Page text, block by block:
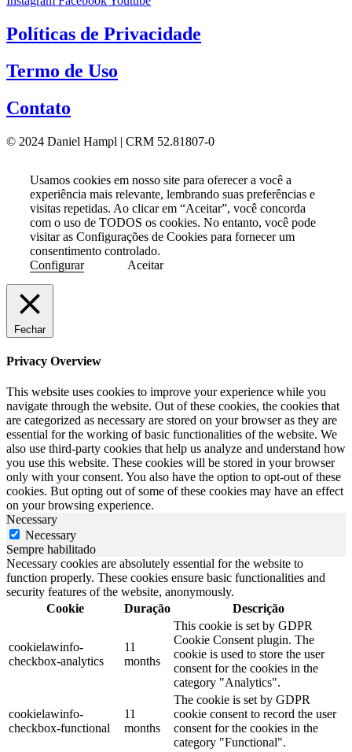
Políticas de Privacidade
Termo de Uso
Contato
© 2024 Daniel Hampl | CRM 52.81807-0
Usamos cookies em nosso site para oferecer a você a
experiência mais relevante, lembrando suas preferências e
visitas repetidas. Ao clicar em “Aceitar”, você concorda
com o uso de TODOS os cookies. No entanto, você pode
visitar as Configurações de Cookies para fornecer um
consentimento controlado.
Configurar
Aceitar
Fechar
Privacy Overview
This website uses cookies to improve your experience while you
navigate through the website. Out of these cookies, the cookies that
are categorized as necessary are stored on your browser as they are
essential for the working of basic functionalities of the website. We
also use third-party cookies that help us analyze and understand how
you use this website. These cookies will be stored in your browser
only with your consent. You also have the option to opt-out of these
cookies. But opting out of some of these cookies may have an effect
on your browsing experience.
Necessary
Necessary
Sempre habilitado
Necessary cookies are absolutely essential for the website to
function properly. These cookies ensure basic functionalities and
security features of the website, anonymously.
Cookie
Duração Descrição
cookielawinfo-
checkbox-analytics
11
months
This cookie is set by GDPR
Cookie Consent plugin. The
cookie is used to store the user
consent for the cookies in the
category "Analytics".
cookielawinfo-
checkbox-functional
11
months
The cookie is set by GDPR
cookie consent to record the user
consent for the cookies in the
category "Functional".